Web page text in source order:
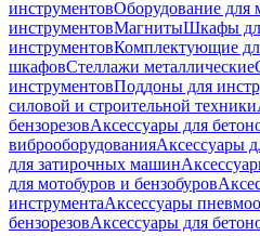
инструментовОборудование для
инструментовМагнитыШкафы
инструментовКомплектующие
шкафовСтеллажи металлические
инструментовПоддоны для
силовой и строительной техники
бензорезовАксессуары для
виброоборудованияАксессуары
для затирочных машин
для мотобуров и бензобуров
инструментаАксессуары
бензорезовАксессуары для